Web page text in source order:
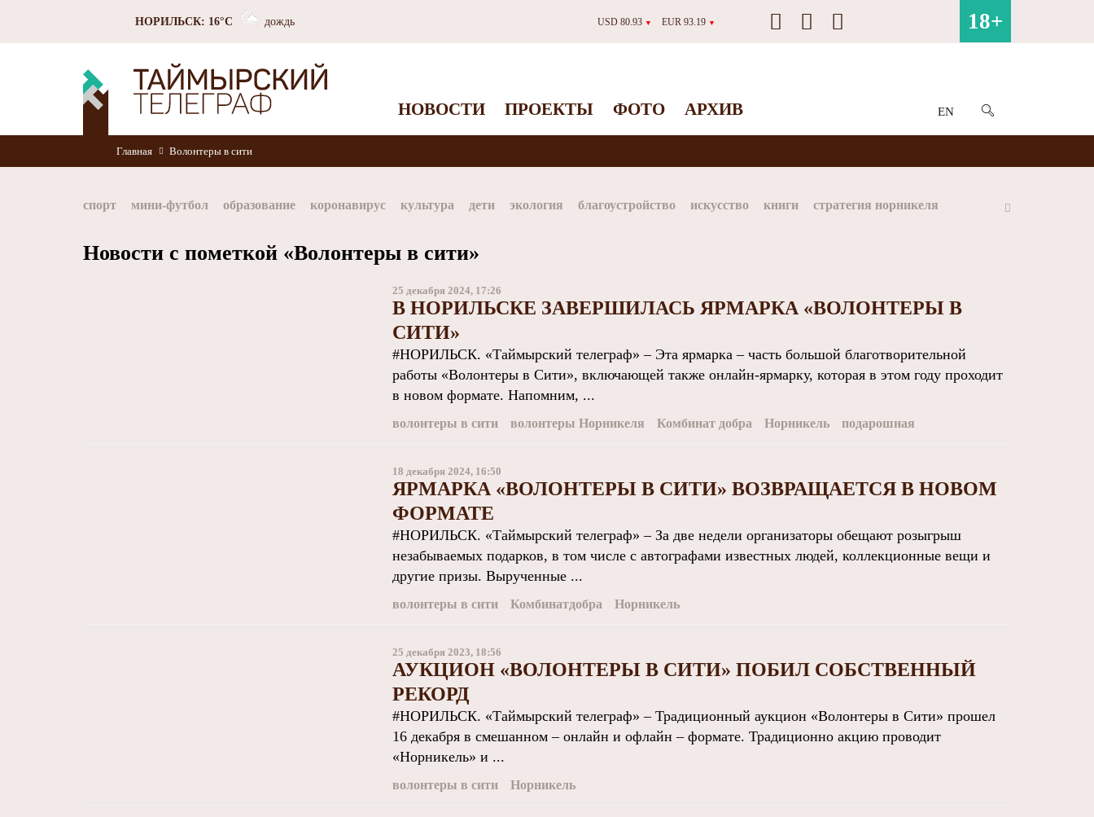
НОРИЛЬСК: 16°C дождь USD 80.93 ▼ EUR 93.19 ▼ 18+
НОВОСТИ ПРОЕКТЫ ФОТО АРХИВ EN
Главная Волонтеры в сити
спорт мини-футбол образование коронавирус культура дети экология благоустройство искусство книги стратегия норникеля
Новости с пометкой «Волонтеры в сити»
25 декабря 2024, 17:26
В НОРИЛЬСКЕ ЗАВЕРШИЛАСЬ ЯРМАРКА «ВОЛОНТЕРЫ В
СИТИ»
#НОРИЛЬСК. «Таймырский телеграф» – Эта ярмарка – часть большой благотворительной
работы «Волонтеры в Сити», включающей также онлайн-ярмарку, которая в этом году проходит
в новом формате. Напомним, ...
волонтеры в сити волонтеры Норникеля Комбинат добра Норникель подарошная
18 декабря 2024, 16:50
ЯРМАРКА «ВОЛОНТЕРЫ В СИТИ» ВОЗВРАЩАЕТСЯ В НОВОМ
ФОРМАТЕ
#НОРИЛЬСК. «Таймырский телеграф» – За две недели организаторы обещают розыгрыш
незабываемых подарков, в том числе с автографами известных людей, коллекционные вещи и
другие призы. Вырученные ...
волонтеры в сити Комбинатдобра Норникель
25 декабря 2023, 18:56
АУКЦИОН «ВОЛОНТЕРЫ В СИТИ» ПОБИЛ СОБСТВЕННЫЙ
РЕКОРД
#НОРИЛЬСК. «Таймырский телеграф» – Традиционный аукцион «Волонтеры в Сити» прошел
16 декабря в смешанном – онлайн и офлайн – формате. Традиционно акцию проводит
«Норникель» и ...
волонтеры в сити Норникель